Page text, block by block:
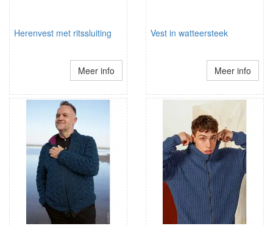
Herenvest met ritssluiting
Meer info
Vest in watteersteek
Meer info